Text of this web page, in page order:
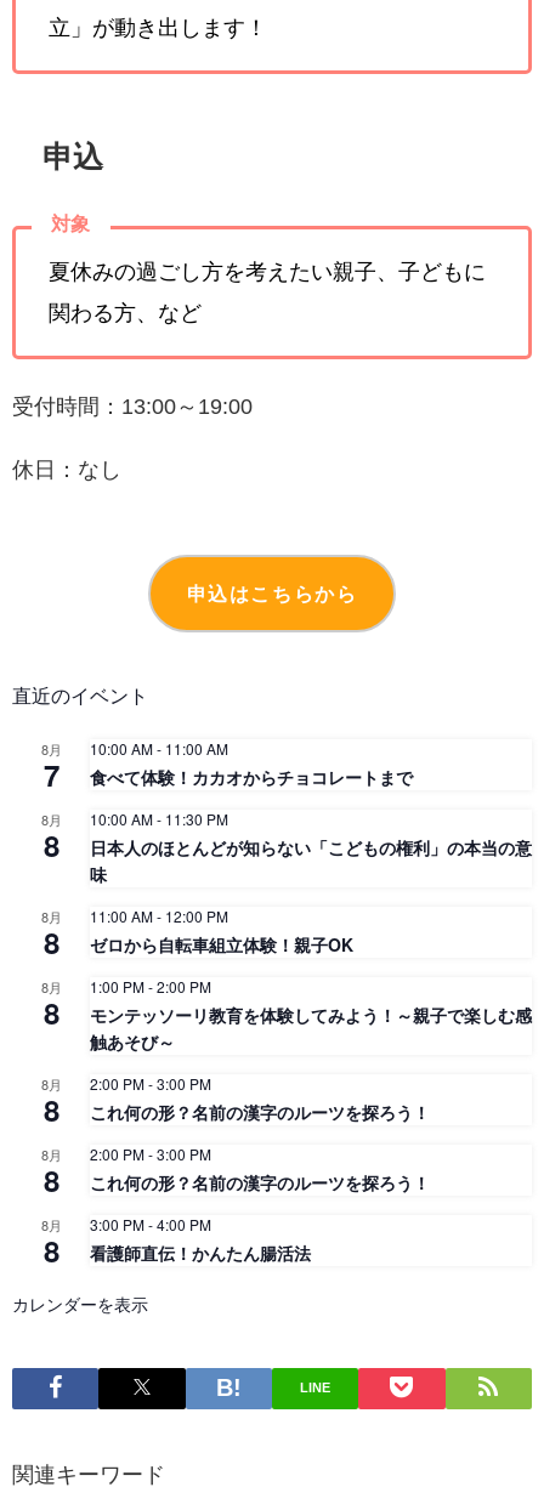
立」が動き出します！
申込
対象
夏休みの過ごし方を考えたい親子、子どもに
関わる方、など
受付時間：13:00～19:00
休日：なし
申込はこちらから
直近のイベント
8月
7
10:00 AM- 11:00 AM
食べて体験！カカオからチョコレートまで
8月
8
10:00 AM- 11:30 PM
日本人のほとんどが知らない「こどもの権利」の本当の意
味
8月
8
11:00 AM- 12:00 PM
ゼロから自転車組立体験！親子OK
8月
8
1:00 PM-2:00 PM
モンテッソーリ教育を体験してみよう！～親子で楽しむ感
触あそび～
8月
8
2:00 PM-3:00 PM
これ何の形？名前の漢字のルーツを探ろう！
8月
8
2:00 PM-3:00 PM
これ何の形？名前の漢字のルーツを探ろう！
8月
8
3:00 PM-4:00 PM
看護師直伝！かんたん腸活法
カレンダーを表示
LINE
関連キーワード